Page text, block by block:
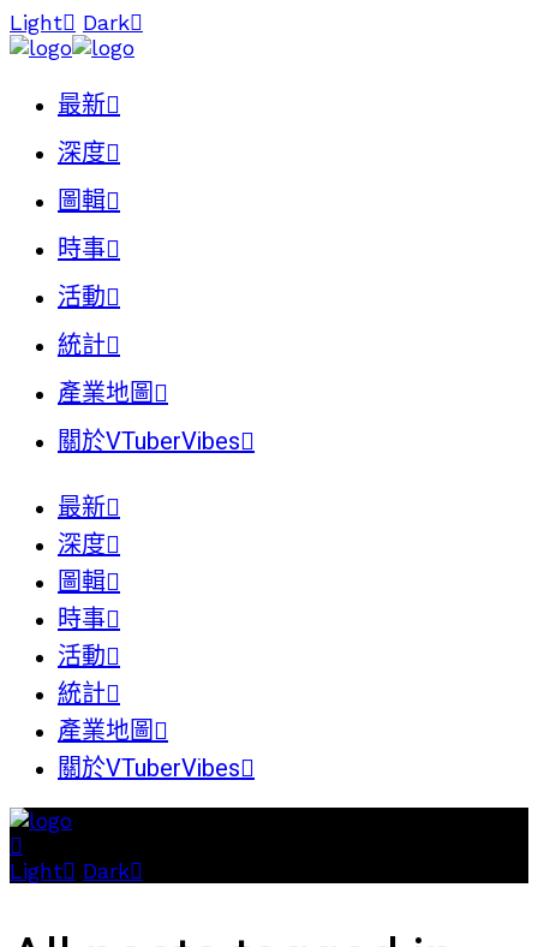
Light Dark
最新
深度
圖輯
時事
活動
統計
產業地圖
關於VTuberVibes
最新
深度
圖輯
時事
活動
統計
產業地圖
關於VTuberVibes
Light Dark